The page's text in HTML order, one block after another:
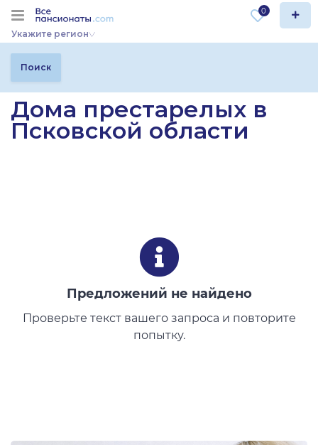
Укажите регион
0
Поиск
Дома престарелых в
Псковской области
Предложений не найдено
Проверьте текст вашего запроса и повторите
попытку.